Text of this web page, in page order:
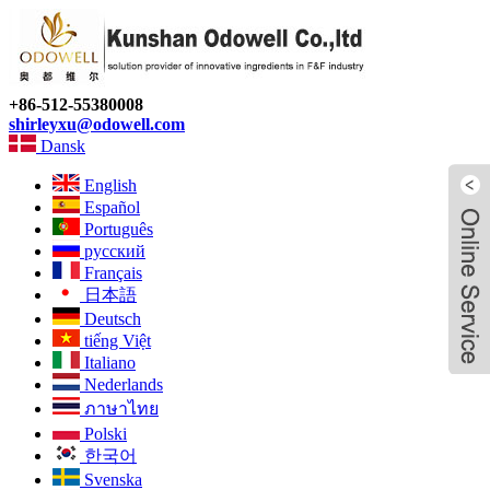
+86-512-55380008
shirleyxu@odowell.com
Dansk
English
Español
Português
русский
Français
日本語
Deutsch
tiếng Việt
Italiano
Nederlands
ภาษาไทย
Polski
한국어
Svenska